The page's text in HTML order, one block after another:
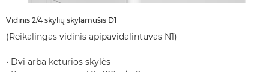
Vidinis 2/4 skylių skylamušis D1
(Reikalingas vidinis apipavidalintuvas N1)
• Dvi arba keturios skylės